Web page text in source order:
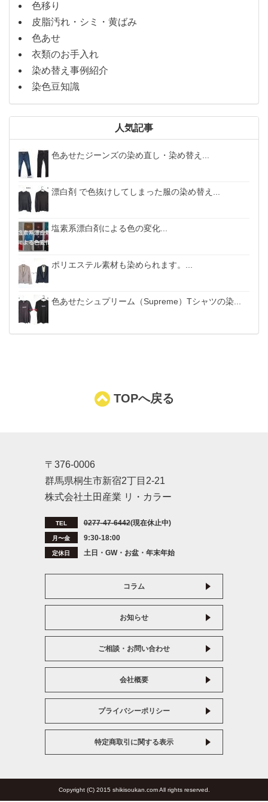
色移り
皮脂汚れ・シミ・黄ばみ
色あせ
衣類のお手入れ
染め替え事例紹介
染色豆知識
人気記事
色あせたジーンズの染め直し・染め替え...
漂白剤 で色抜けしてしまった服の染め替え...
塩素系漂白剤による色の変化...
ポリエステル素材も染められます。...
色あせたシュプリーム（Supreme）Tシャツの染...
TOPへ戻る
〒376-0006
群馬県桐生市新宿2丁目2-21
株式会社土田産業 リ・カラー
TEL 0277-47-6442(現在休止中)
月〜金 9:30-18:00
定休日 土日・GW・お盆・年末年始
コラム
お知らせ
ご相談・お問い合わせ
会社概要
プライバシーポリシー
特定商取引に関する表示
Copyright (C) 2015 shikisoukan.com All rights reserved.